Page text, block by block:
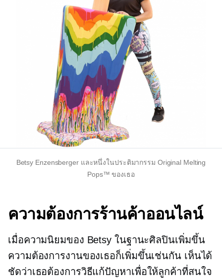
Betsy Enzensberger และหนึ่งในประติมากรรม Original Melting
Pops™ ของเธอ
ความต้องการร้านค้าออนไลน์
เมื่อความนิยมของ Betsy ในฐานะศิลปินเพิ่มขึ้น
ความต้องการงานของเธอก็เพิ่มขึ้นเช่นกัน เห็นได้
ชัดว่าเธอต้องการวิธีแก้ปัญหาเพื่อให้ลูกค้าที่สนใจ